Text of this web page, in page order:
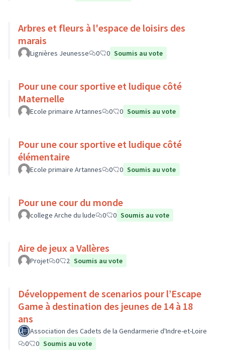
Arbres et fleurs à l'espace de loisirs des
marais
Lignières Jeunesse 0 0 Soumis au vote
Pour une cour sportive et ludique côté
Maternelle
Ecole primaire Artannes 0 0 Soumis au vote
Pour une cour sportive et ludique côté
élémentaire
Ecole primaire Artannes 0 0 Soumis au vote
Pour une cour du monde
college Arche du lude 0 0 Soumis au vote
Aire de jeux a Vallères
Projet 0 2 Soumis au vote
Développement de scenarios pour l’Escape
Game à destination des jeunes de 14 à 18
ans
Association des Cadets de la Gendarmerie d'Indre-et-Loire
0
0 Soumis au vote